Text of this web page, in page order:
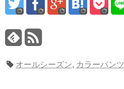
オールシーズン, カラーパンツ